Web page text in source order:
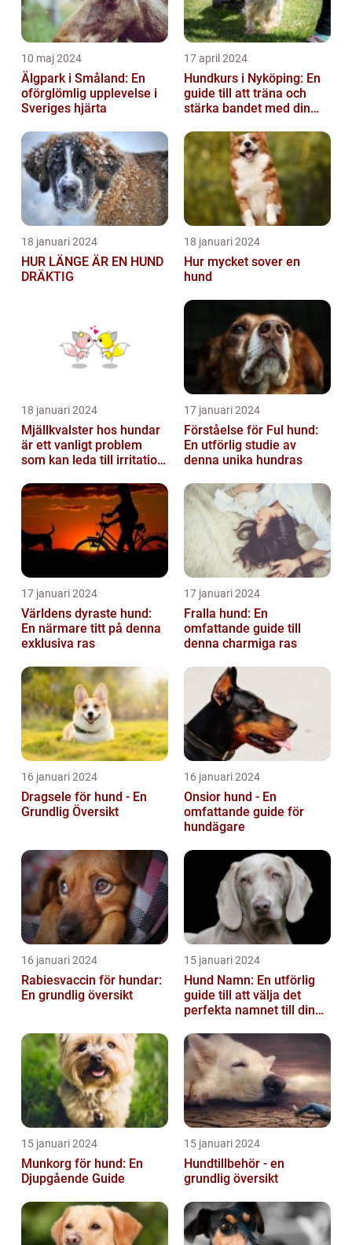
10 maj 2024
Älgpark i Småland: En
oförglömlig upplevelse i
Sveriges hjärta
17 april 2024
Hundkurs i Nyköping: En
guide till att träna och
stärka bandet med din
18 januari 2024
HUR LÄNGE ÄR EN HUND
DRÄKTIG
18 januari 2024
Hur mycket sover en
hund
18 januari 2024
Mjällkvalster hos hundar
är ett vanligt problem
som kan leda till irritation
hun...
17 januari 2024
Förståelse för Ful hund:
En utförlig studie av
denna unika hundras
17 januari 2024
Världens dyraste hund:
En närmare titt på denna
exklusiva ras
17 januari 2024
Fralla hund: En
omfattande guide till
denna charmiga ras
16 januari 2024
Dragsele för hund - En
Grundlig Översikt
16 januari 2024
Onsior hund - En
omfattande guide för
hundägare
16 januari 2024
Rabiesvaccin för hundar:
En grundlig översikt
15 januari 2024
Hund Namn: En utförlig
guide till att välja det
perfekta namnet till din
15 januari 2024
Munkorg för hund: En
Djupgående Guide
15 januari 2024
Hundtillbehör - en
grundlig översikt